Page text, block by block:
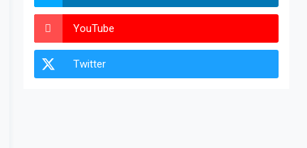
YouTube
Twitter